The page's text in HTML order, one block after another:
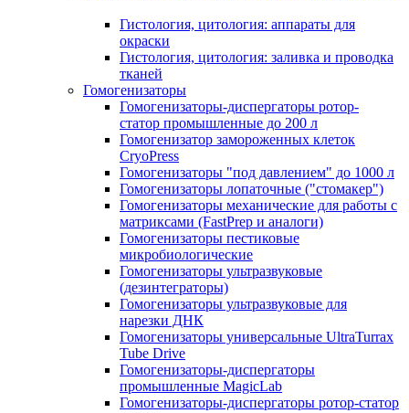
Гистология, цитология: аппараты для
окраски
Гистология, цитология: заливка и проводка
тканей
Гомогенизаторы
Гомогенизаторы-диспергаторы ротор-
статор промышленные до 200 л
Гомогенизатор замороженных клеток
CryoPress
Гомогенизаторы "под давлением" до 1000 л
Гомогенизаторы лопаточные ("стомакер")
Гомогенизаторы механические для работы с
матриксами (FastPrep и аналоги)
Гомогенизаторы пестиковые
микробиологические
Гомогенизаторы ультразвуковые
(дезинтеграторы)
Гомогенизаторы ультразвуковые для
нарезки ДНК
Гомогенизаторы универсальные UltraTurrax
Tube Drive
Гомогенизаторы-диспергаторы
промышленные MagicLab
Гомогенизаторы-диспергаторы ротор-статор